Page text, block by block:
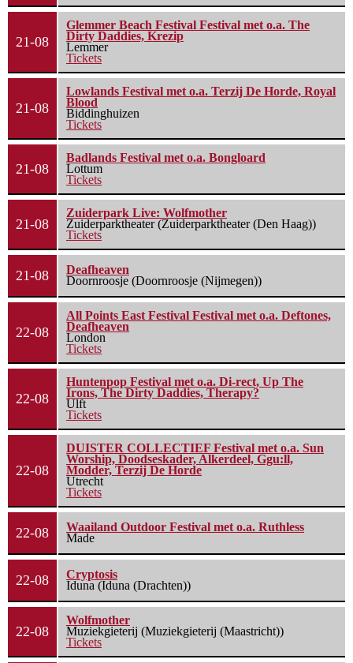
21-08
Glemmer Beach Festival Festival met o.a. The
Dirty Daddies, Krezip
Lemmer
Tickets
21-08
Lowlands Festival met o.a. Terzij De Horde, Royal
Blood
Biddinghuizen
Tickets
21-08
Badlands Festival met o.a. Bongloard
Lottum
Tickets
21-08
Zuiderpark Live: Wolfmother
Zuiderparktheater (Zuiderparktheater (Den Haag))
Tickets
21-08
Deafheaven
Doornroosje (Doornroosje (Nijmegen))
22-08
All Points East Festival Festival met o.a. Deftones,
Deafheaven
London
Tickets
22-08
Huntenpop Festival met o.a. Di-rect, Up The
Irons, The Dirty Daddies, Therapy?
Ulft
Tickets
22-08
DUISTER COLLECTIEF Festival met o.a. Sun
Worship, Doodseskader, Alkerdeel, Ggu:ll,
Modder, Terzij De Horde
Utrecht
Tickets
22-08
Waailand Outdoor Festival met o.a. Ruthless
Made
22-08
Cryptosis
Iduna (Iduna (Drachten))
22-08
Wolfmother
Muziekgieterij (Muziekgieterij (Maastricht))
Tickets